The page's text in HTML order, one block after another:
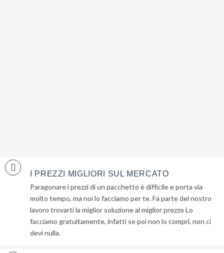
I PREZZI MIGLIORI SUL MERCATO
Paragonare i prezzi di un pacchetto è difficile e porta via
molto tempo, ma noi lo facciamo per te. Fa parte del nostro
lavoro trovarti la miglior soluzione al miglior prezzo Lo
facciamo gratuitamente, infatti se poi non lo compri, non ci
devi nulla.